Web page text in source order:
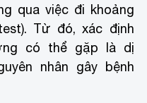
qua việc đi khoảng
Từ đó, xác định
có thể gặp là dị
nhân gây bệnh